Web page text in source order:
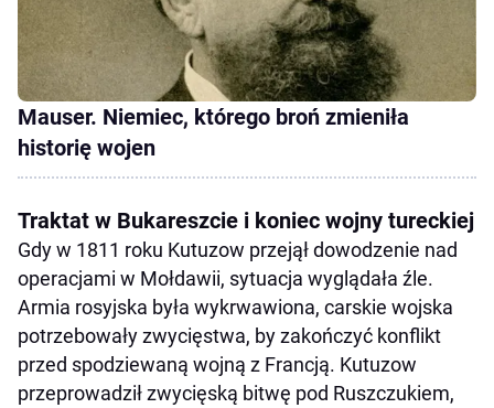
Mauser. Niemiec, którego broń zmieniła
historię wojen
Traktat w Bukareszcie i koniec wojny tureckiej
Gdy w 1811 roku Kutuzow przejął dowodzenie nad
operacjami w Mołdawii, sytuacja wyglądała źle.
Armia rosyjska była wykrwawiona, carskie wojska
potrzebowały zwycięstwa, by zakończyć konflikt
przed spodziewaną wojną z Francją. Kutuzow
przeprowadził zwycięską bitwę pod Ruszczukiem,